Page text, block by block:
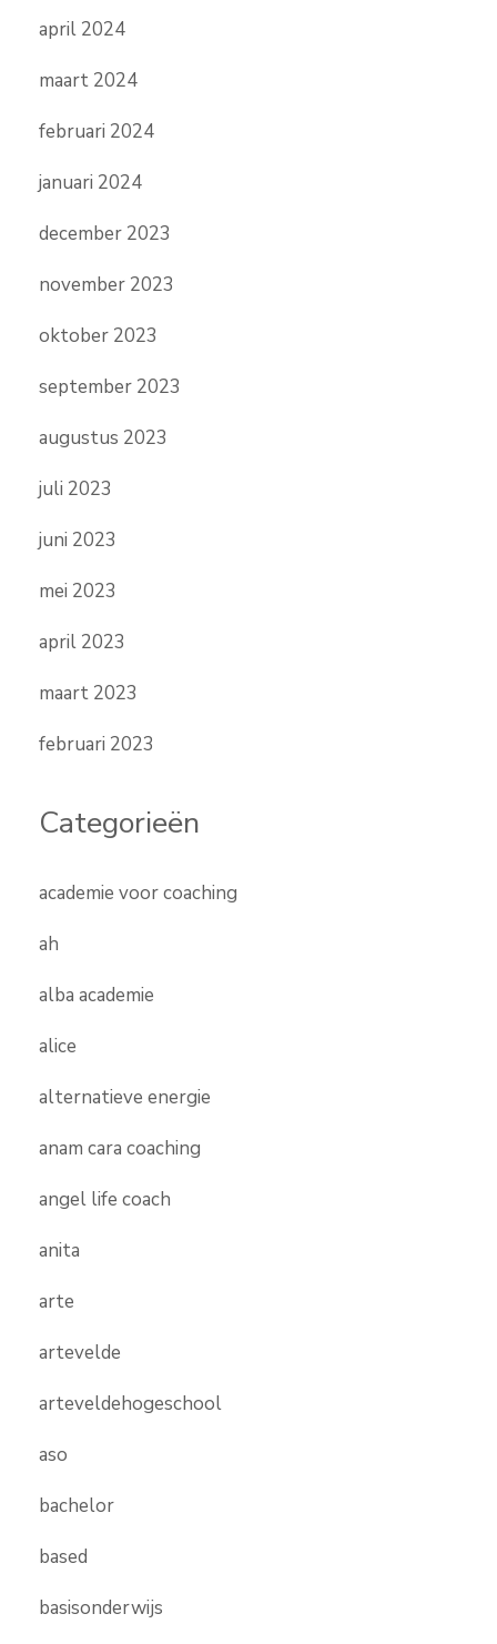
april 2024
maart 2024
februari 2024
januari 2024
december 2023
november 2023
oktober 2023
september 2023
augustus 2023
juli 2023
juni 2023
mei 2023
april 2023
maart 2023
februari 2023
Categorieën
academie voor coaching
ah
alba academie
alice
alternatieve energie
anam cara coaching
angel life coach
anita
arte
artevelde
arteveldehogeschool
aso
bachelor
based
basisonderwijs